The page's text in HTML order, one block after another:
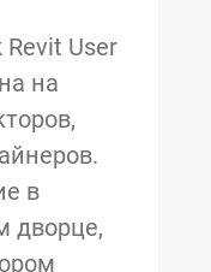
User
на
в
дворце,